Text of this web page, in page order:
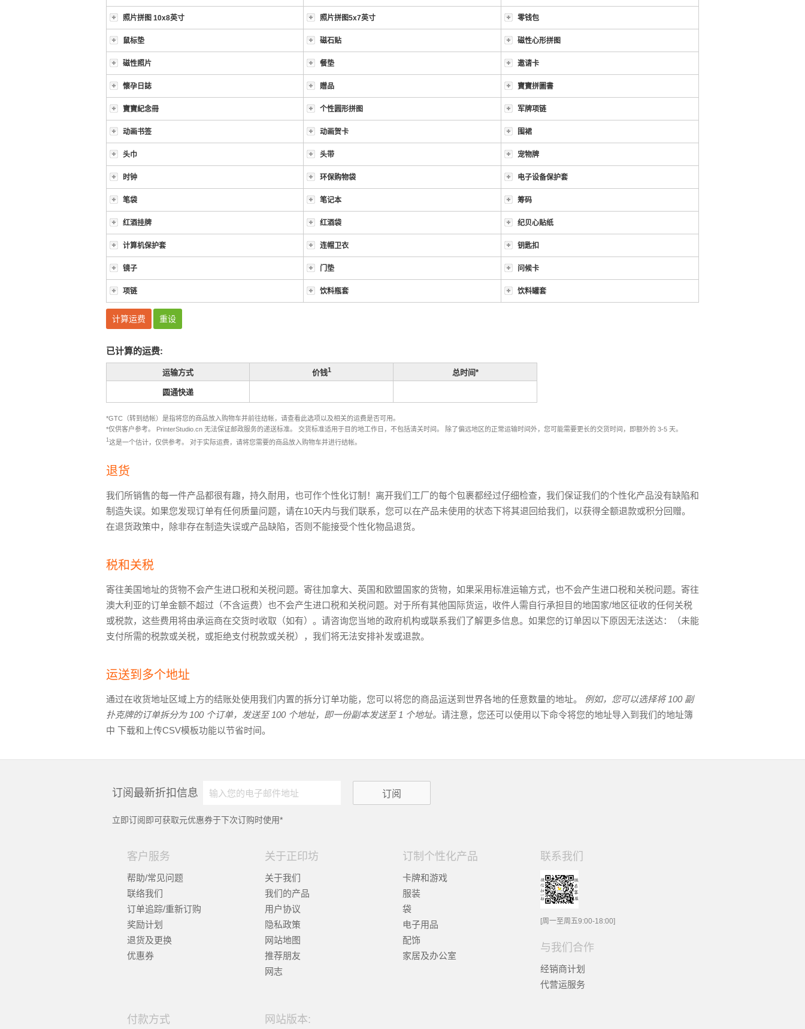
照片拼图 10x8英寸 照片拼图5x7英寸 零钱包
鼠标垫 磁石贴 磁性心形拼图
磁性照片 餐垫 邀请卡
懷孕日誌 贈品 寶寶拼圖書
寶寶紀念冊 个性圆形拼图 军牌项链
动画书签 动画贺卡 围裙
头巾 头带 宠物牌
时钟 环保购物袋 电子设备保护套
笔袋 笔记本 筹码
红酒挂牌 红酒袋 纪贝心贴纸
计算机保护套 连帽卫衣 钥匙扣
镜子 门垫 问候卡
项链 饮料瓶套 饮料罐套
已计算的运费:
运输方式 价钱1 总时间*
圆通快递
*GTC（转到结帐）是指将您的商品放入购物车并前往结帐，请查看此选项以及相关的运费是否可用。
*仅供客户参考。 PrinterStudio.cn 无法保证邮政服务的递送标准。 交货标准适用于目的地工作日，不包括清关时间。 除了偏远地区的正常运输时间外，您可能需要更长的交货时间，即额外的 3-5 天。
1这是一个估计，仅供参考。 对于实际运费，请将您需要的商品放入购物车并进行结帐。
退货
我们所销售的每一件产品都很有趣，持久耐用，也可作个性化订制！离开我们工厂的每个包裹都经过仔细检查，我们保证我们的个性化产品没有缺陷和
制造失误。如果您发现订单有任何质量问题，请在10天内与我们联系，您可以在产品未使用的状态下将其退回给我们，以获得全额退款或积分回赠。
在退货政策中，除非存在制造失误或产品缺陷，否则不能接受个性化物品退货。
税和关税
寄往美国地址的货物不会产生进口税和关税问题。寄往加拿大、英国和欧盟国家的货物，如果采用标准运输方式，也不会产生进口税和关税问题。寄往
澳大利亚的订单金额不超过 （不含运费）也不会产生进口税和关税问题。对于所有其他国际货运，收件人需自行承担目的地国家/地区征收的任何关税
或税款，这些费用将由承运商在交货时收取（如有）。请咨询您当地的政府机构或联系我们了解更多信息。如果您的订单因以下原因无法送达：（未能
支付所需的税款或关税，或拒绝支付税款或关税），我们将无法安排补发或退款。
运送到多个地址
通过在收货地址区域上方的结账处使用我们内置的拆分订单功能，您可以将您的商品运送到世界各地的任意数量的地址。
例如，您可以选择将 100 副
扑克牌的订单拆分为 100 个订单，发送至 100 个地址，即一份副本发送至 1 个地址。 请注意，您还可以使用以下命令将您的地址导入到我们的地址簿
中 下载和上传CSV模板功能以节省时间。
订阅最新折扣信息
立即订阅即可获取元优惠券于下次订购时使用*
客户服务
帮助/常见问题
联络我们
订单追踪/重新订购
奖励计划
退货及更换
优惠券
关于正印坊
关于我们
我们的产品
用户协议
隐私政策
网站地图
推荐朋友
网志
订制个性化产品
卡牌和游戏
服装
袋
电子用品
配饰
家居及办公室
联系我们
[周一至周五9:00-18:00]
与我们合作
经销商计划
代营运服务
付款方式 网站版本: